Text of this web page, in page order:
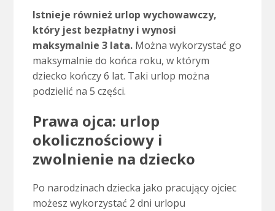
Istnieje również urlop wychowawczy,
który jest bezpłatny i wynosi
maksymalnie 3 lata.Można wykorzystać go
maksymalnie do końca roku, w którym
dziecko kończy 6 lat. Taki urlop można
podzielić na 5 części.
Prawa ojca: urlop
okolicznościowy i
zwolnienie na dziecko
Po narodzinach dziecka jako pracujący ojciec
możesz wykorzystać 2 dni urlopu